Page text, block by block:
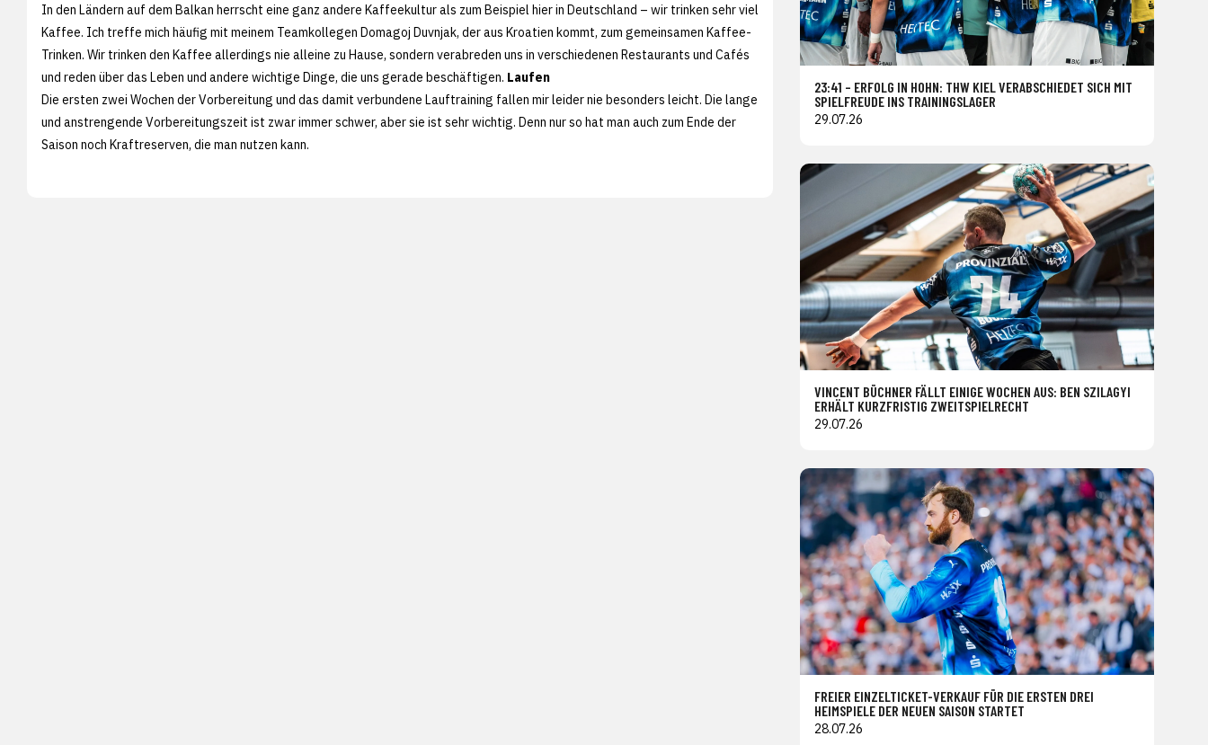
In den Ländern auf dem Balkan herrscht eine ganz andere Kaffeekultur als zum Beispiel hier in Deutschland – wir trinken sehr viel
Kaffee. Ich treffe mich häufig mit meinem Teamkollegen Domagoj Duvnjak, der aus Kroatien kommt, zum gemeinsamen Kaffee-
Trinken. Wir trinken den Kaffee allerdings nie alleine zu Hause, sondern verabreden uns in verschiedenen Restaurants und Cafés
und reden über das Leben und andere wichtige Dinge, die uns gerade beschäftigen. Laufen
Die ersten zwei Wochen der Vorbereitung und das damit verbundene Lauftraining fallen mir leider nie besonders leicht. Die lange
und anstrengende Vorbereitungszeit ist zwar immer schwer, aber sie ist sehr wichtig. Denn nur so hat man auch zum Ende der
Saison noch Kraftreserven, die man nutzen kann.
23:41 – ERFOLG IN HOHN: THW KIEL VERABSCHIEDET SICH MIT
SPIELFREUDE INS TRAININGSLAGER
29.07.26
VINCENT BÜCHNER FÄLLT EINIGE WOCHEN AUS: BEN SZILAGYI
ERHÄLT KURZFRISTIG ZWEITSPIELRECHT
29.07.26
FREIER EINZELTICKET-VERKAUF FÜR DIE ERSTEN DREI
HEIMSPIELE DER NEUEN SAISON STARTET
28.07.26